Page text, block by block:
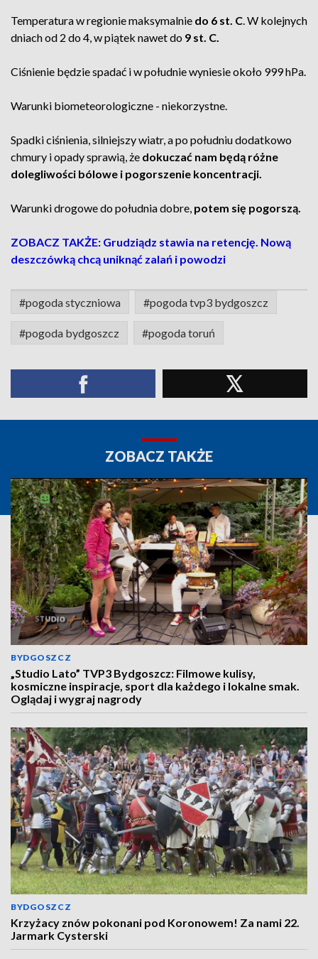
Temperatura w regionie maksymalnie do 6 st. C. W kolejnych
dniach od 2 do 4, w piątek nawet do 9 st. C.
Ciśnienie będzie spadać i w południe wyniesie około 999 hPa.
Warunki biometeorologiczne - niekorzystne.
Spadki ciśnienia, silniejszy wiatr, a po południu dodatkowo
chmury i opady sprawią, że dokuczać nam będą różne
dolegliwości bólowe i pogorszenie koncentracji.
Warunki drogowe do południa dobre, potem się pogorszą.
ZOBACZ TAKŻE: Grudziądz stawia na retencję. Nową
deszczówką chcą uniknąć zalań i powodzi
#pogoda styczniowa #pogoda tvp3 bydgoszcz
#pogoda bydgoszcz #pogoda toruń
ZOBACZ TAKŻE
BYDGOSZCZ
„Studio Lato” TVP3 Bydgoszcz: Filmowe kulisy,
kosmiczne inspiracje, sport dla każdego i lokalne smak.
Oglądaj i wygraj nagrody
BYDGOSZCZ
Krzyżacy znów pokonani pod Koronowem! Za nami 22.
Jarmark Cysterski